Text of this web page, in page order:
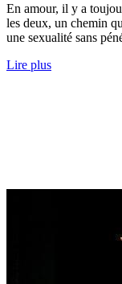
En amour, il y a
les deux, un chemin
une sexualité sans
Lire plus